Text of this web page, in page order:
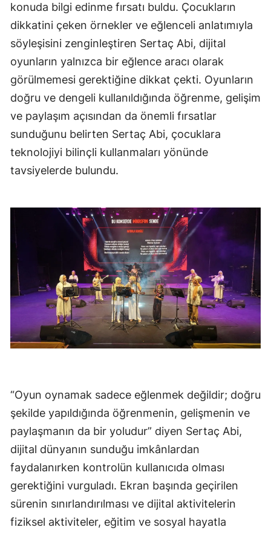
konuda bilgi edinme fırsatı buldu. Çocukların
dikkatini çeken örnekler ve eğlenceli anlatımıyla
söyleşisini zenginleştiren Sertaç Abi, dijital
oyunların yalnızca bir eğlence aracı olarak
görülmemesi gerektiğine dikkat çekti. Oyunların
doğru ve dengeli kullanıldığında öğrenme, gelişim
ve paylaşım açısından da önemli fırsatlar
sunduğunu belirten Sertaç Abi, çocuklara
teknolojiyi bilinçli kullanmaları yönünde
tavsiyelerde bulundu.
“Oyun oynamak sadece eğlenmek değildir; doğru
şekilde yapıldığında öğrenmenin, gelişmenin ve
paylaşmanın da bir yoludur” diyen Sertaç Abi,
dijital dünyanın sunduğu imkânlardan
faydalanırken kontrolün kullanıcıda olması
gerektiğini vurguladı. Ekran başında geçirilen
sürenin sınırlandırılması ve dijital aktivitelerin
fiziksel aktiviteler, eğitim ve sosyal hayatla